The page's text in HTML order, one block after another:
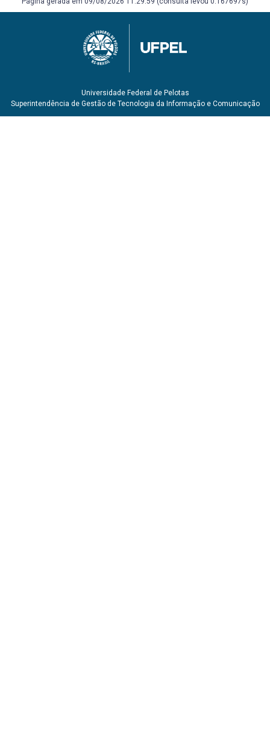
Universidade Federal de Pelotas
Superintendência de Gestão de Tecnologia da Informação e Comunicação